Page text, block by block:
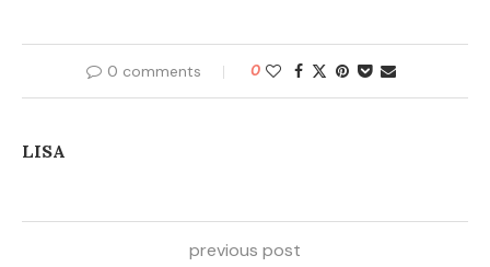
0 comments 0
LISA
previous post